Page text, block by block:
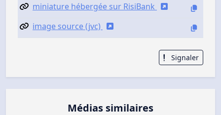
miniature hébergée sur RisiBank
image source (jvc)
Signaler
Médias similaires